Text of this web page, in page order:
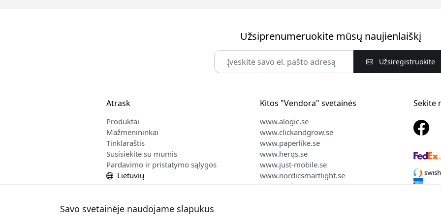
Užsiprenumeruokite mūsų naujienlaiškį
Užsiregistruokite
Atrask
Produktai
Mažmenininkai
Tinklaraštis
Susisiekite su mumis
Pardavimo ir pristatymo sąlygos
Lietuvių
Kitos "Vendora" svetainės
www.alogic.se
www.clickandgrow.se
www.paperlike.se
www.herqs.se
www.just-mobile.se
www.nordicsmartlight.se
www.myfirst.se
Sekite
Savo svetainėje naudojame slapukus